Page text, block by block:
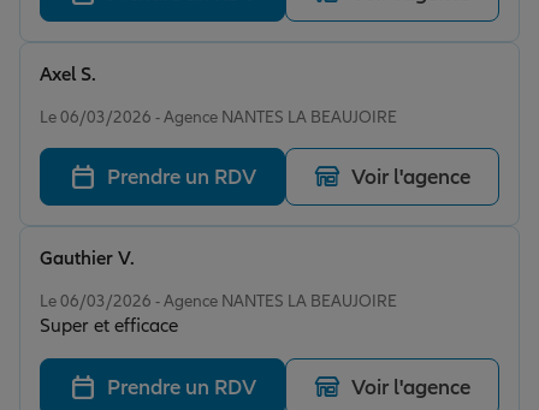
Le 06/03/2026 - Agence NANTES LA BEAUJOIRE
Axel S.
Prendre un RDV Voir l'agence
Le 06/03/2026 - Agence NANTES LA BEAUJOIRE
Super et efficace
Gauthier V.
Prendre un RDV Voir l'agence